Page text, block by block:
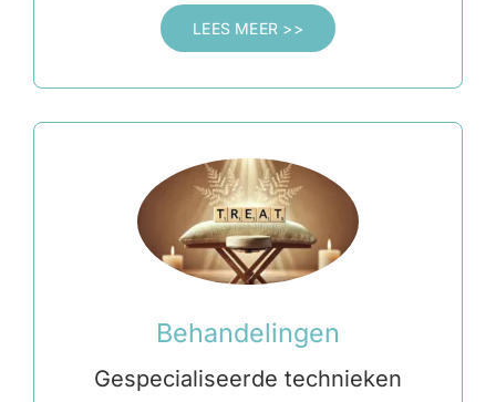
LEES MEER >>
Behandelingen
Gespecialiseerde technieken